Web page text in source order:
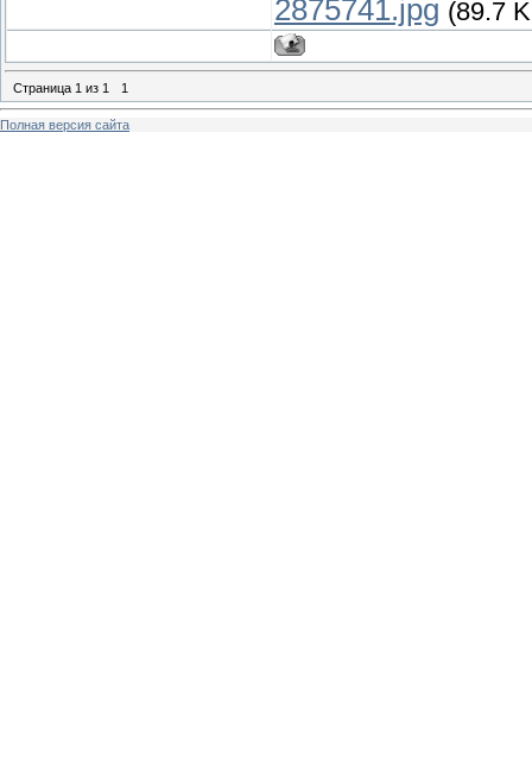
2875741.jpg (89.7
Страница 1 из 1 1
Полная версия сайта